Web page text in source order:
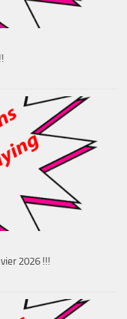
2026 !!!